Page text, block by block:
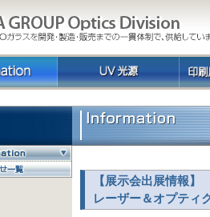
【展示会出展情報
レーザー＆オプティ